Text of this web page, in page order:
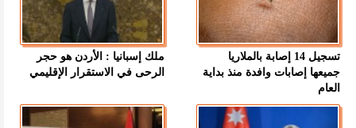
تسجيل 14 إصابة بالملاريا
جميعها إصابات وافدة منذ بداية
العام
ملك إسبانيا : الأردن هو حجر
الرحى في الاستقرار الإقليمي